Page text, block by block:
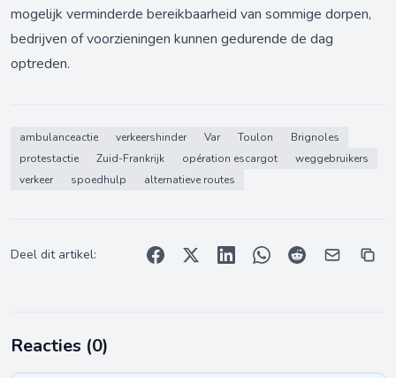
mogelijk verminderde bereikbaarheid van sommige dorpen,
bedrijven of voorzieningen kunnen gedurende de dag
optreden.
ambulanceactie verkeershinder Var Toulon
Brignoles
protestactie
Zuid-Frankrijk opération escargot
weggebruikers
verkeer
spoedhulp alternatieve routes
Deel dit artikel:
Reacties (0)